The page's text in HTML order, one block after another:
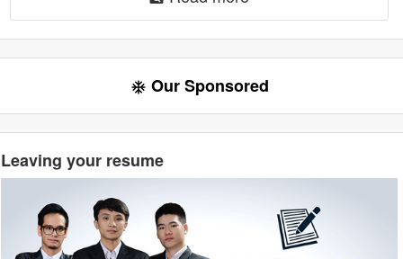
ac_unit Our Sponsored
Leaving your resume